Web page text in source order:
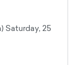
Saturday, 25